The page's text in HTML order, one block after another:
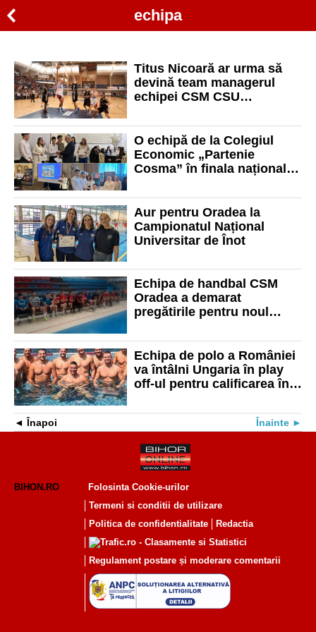
echipa
Titus Nicoară ar urma să
devină team managerul
echipei CSM CSU
O echipă de la Colegiul
Economic „Partenie
Cosma” în finala națională
Aur pentru Oradea la
Campionatul Național
Universitar de Înot
Echipa de handbal CSM
Oradea a demarat
pregătirile pentru noul
Echipa de polo a României
va întâlni Ungaria în play
off-ul pentru calificarea în
Înapoi Înainte
BIHON.RO
Folosinta Cookie-urilor
Termeni si conditii de utilizare
Politica de confidentialitate
Redactia
Regulament postare și moderare comentarii